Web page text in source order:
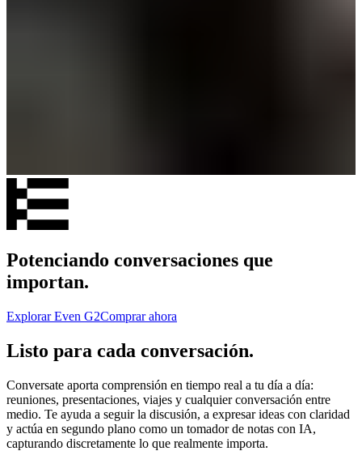
Potenciando conversaciones que
importan.
Explorar Even G2Comprar ahora
Listo para cada conversación.
Conversate aporta comprensión en tiempo real a tu día a día:
reuniones, presentaciones, viajes y cualquier conversación entre
medio. Te ayuda a seguir la discusión, a expresar ideas con claridad
y actúa en segundo plano como un tomador de notas con IA,
capturando discretamente lo que realmente importa.